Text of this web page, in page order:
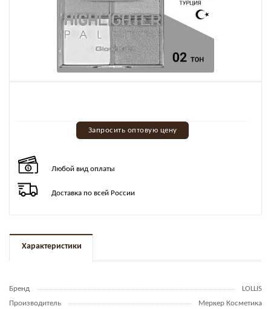
Запросить оптовую цену
Любой вид оплаты
Доставка по всей России
Характеристики
Бренд
LOLLIS
Производитель
Меркер Косметика